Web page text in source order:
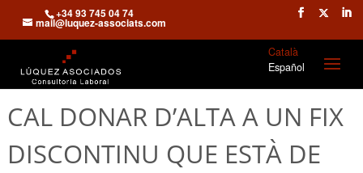
+34 93 745 04 74
mail@luquez-associats.com
Català
Español
CAL DONAR D’ALTA A UN FIX
DISCONTINU QUE ESTÀ DE